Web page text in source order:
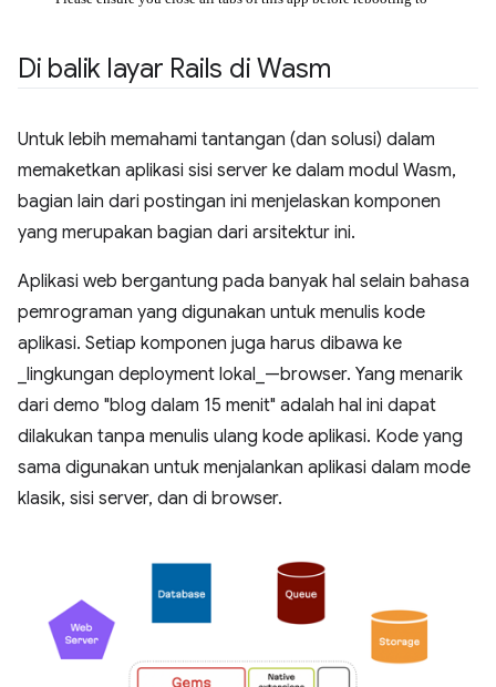
Di balik layar Rails di Wasm
Untuk lebih memahami tantangan (dan solusi) dalam
memaketkan aplikasi sisi server ke dalam modul Wasm,
bagian lain dari postingan ini menjelaskan komponen
yang merupakan bagian dari arsitektur ini.
Aplikasi web bergantung pada banyak hal selain bahasa
pemrograman yang digunakan untuk menulis kode
aplikasi. Setiap komponen juga harus dibawa ke
_lingkungan deployment lokal_—browser. Yang menarik
dari demo "blog dalam 15 menit" adalah hal ini dapat
dilakukan tanpa menulis ulang kode aplikasi. Kode yang
sama digunakan untuk menjalankan aplikasi dalam mode
klasik, sisi server, dan di browser.